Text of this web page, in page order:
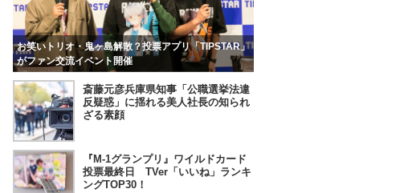
お笑いトリオ・鬼ヶ島解散？投票アプリ「TIPSTAR」
がファン交流イベント開催
斎藤元彦兵庫県知事「公職選挙法違
反疑惑」に揺れる美人社長の知られ
ざる素顔
『M-1グランプリ』ワイルドカード
投票最終日 TVer「いいね」ランキ
ングTOP30！